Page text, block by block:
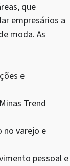
que
empresários a
moda. As
e
Trend
no varejo e
pessoal e